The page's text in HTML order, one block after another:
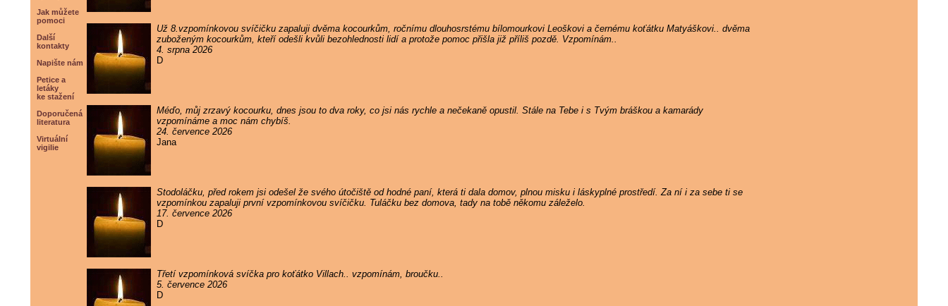
Jak můžete
pomoci
Další
kontakty
Napište nám
Petice a
letáky
ke stažení
Doporučená
literatura
Virtuální
vigilie
Už 8.vzpomínkovou svíčičku zapaluji dvěma kocourkům, ročnímu dlouhosrstému bílomourkovi Leoškovi a černému koťátku Matyáškovi.. dvěma
zuboženým kocourkům, kteří odešli kvůli bezohlednosti lidí a protože pomoc přišla již příliš pozdě. Vzpomínám..
4. srpna 2026
D
Méďo, můj zrzavý kocourku, dnes jsou to dva roky, co jsi nás rychle a nečekaně opustil. Stále na Tebe i s Tvým bráškou a kamarády
vzpomínáme a moc nám chybíš.
24. července 2026
Jana
Stodoláčku, před rokem jsi odešel že svého útočiště od hodné paní, která ti dala domov, plnou misku i láskyplné prostředí. Za ní i za sebe ti se
vzpomínkou zapaluji první vzpomínkovou svíčičku. Tuláčku bez domova, tady na tobě někomu záleželo.
17. července 2026
D
Třetí vzpomínková svíčka pro koťátko Villach.. vzpomínám, broučku..
5. července 2026
D